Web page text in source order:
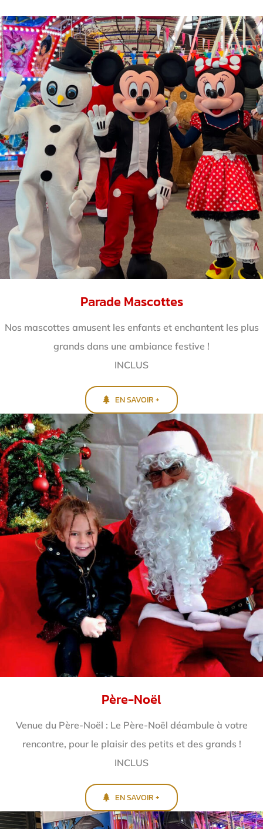
Parade Mascottes
Nos mascottes amusent les enfants et enchantent les plus
grands dans une ambiance festive !
INCLUS
EN SAVOIR +
Père-Noël
Venue du Père-Noël : Le Père-Noël déambule à votre
rencontre, pour le plaisir des petits et des grands !
INCLUS
EN SAVOIR +